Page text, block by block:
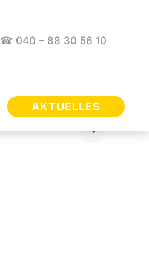
☎ 040 – 88 30 56 10
AKTUELLES